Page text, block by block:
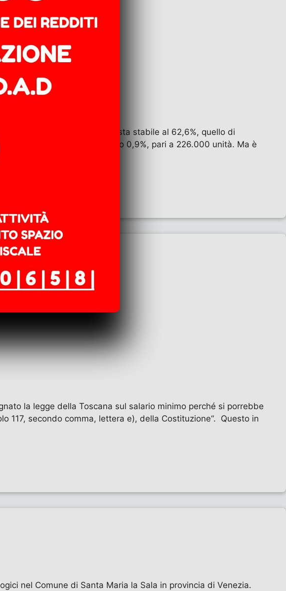
il tasso di occupazione resta stabile al 62,6%, quello di
precedente aumentano dello 0,9%, pari a 226.000 unità. Ma è
la legge della Toscana sul salario minimo perché si porrebbe
117, secondo comma, lettera e), della Costituzione“. Questo in
nel Comune di Santa Maria la Sala in provincia di Venezia.